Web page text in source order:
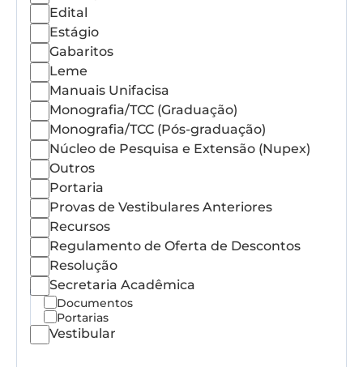
Edital
Estágio
Gabaritos
Leme
Manuais Unifacisa
Monografia/TCC (Graduação)
Monografia/TCC (Pós-graduação)
Núcleo de Pesquisa e Extensão (Nupex)
Outros
Portaria
Provas de Vestibulares Anteriores
Recursos
Regulamento de Oferta de Descontos
Resolução
Secretaria Acadêmica
Documentos
Portarias
Vestibular